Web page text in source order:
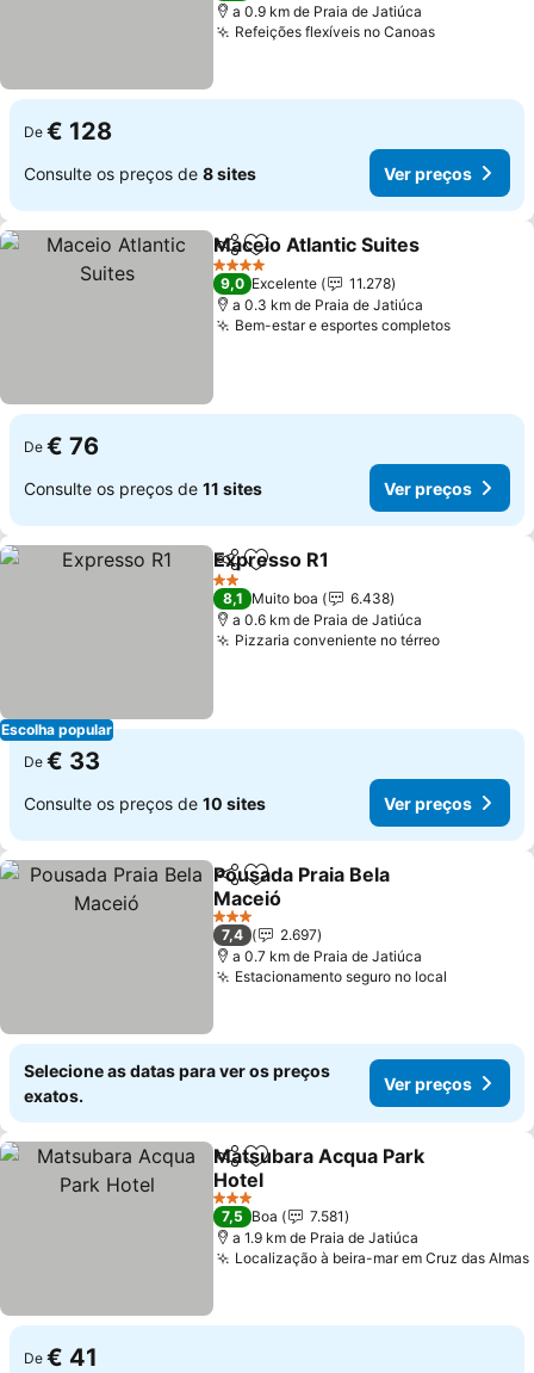
a 0.9 km de Praia de Jatiúca
Refeições flexíveis no CanoasVer preços
De € 128
Consulte os preços de 8 sites Ver preços
PartilharAdicionar aos favoritos
Maceio Atlantic Suites
4 Estrelas
9,0 Excelente
11.278
a 0.3 km de Praia de Jatiúca
Bem-estar e esportes completosVer
De € 76
Consulte os preços de 11 sites Ver preços
Escolha popular
PartilharAdicionar aos favoritos
Expresso R1
2 Estrelas
8,1 Muito boa
6.438
a 0.6 km de Praia de Jatiúca
Pizzaria conveniente no térreoVer
De € 33
Consulte os preços de 10 sites Ver preços
PartilharAdicionar aos favoritos
Pousada Praia Bela
Maceió
Ver preços
3 Estrelas
7,4
2.697
a 0.7 km de Praia de Jatiúca
Estacionamento seguro no local
Selecione as datas para ver os preços
exatos.
Ver preços
PartilharAdicionar aos favoritos
Matsubara Acqua Park
Hotel
Ver preços
3 Estrelas
7,5 Boa
7.581
a 1.9 km de Praia de Jatiúca
Localização à beira-mar em Cruz das Almas
De € 41